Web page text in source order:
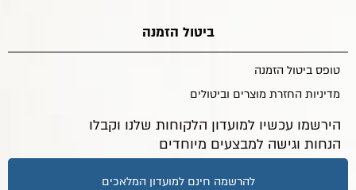
ביטול הזמנה
טופס ביטול הזמנה
מדיניות החזרת מוצרים וביטולים
הירשמו עכשיו למועדון הלקוחות שלנו וקבלו
הנחות וגישה למבצעים מיוחדים
להרשמה חינם למועדון המלאכים